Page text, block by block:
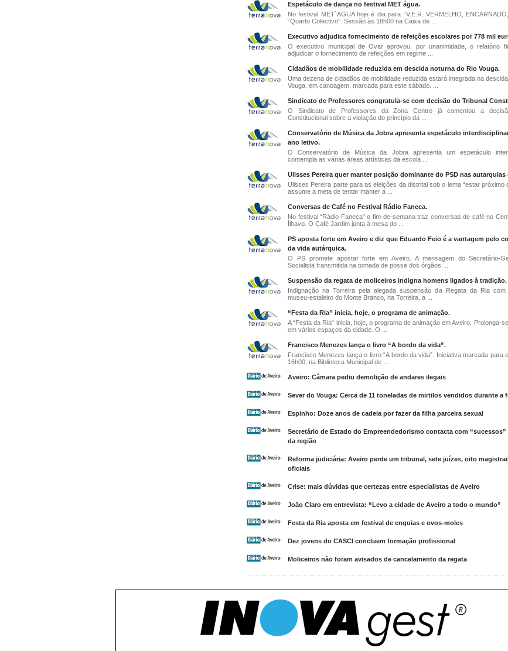
Espetáculo de dança no festival MET água.
No festival MET´AGUA hoje é dia para “V.E.R. VERMELHO,
“Quarto Colectivo”. Sessão às 18h00 na Caixa de ...
Executivo adjudica fornecimento de refeições escolares por 778 mil
O executivo municipal de Ovar aprovou, por unanimidade, o relatório
adjudicar o fornecimento de refeições em regime ...
Cidadãos de mobilidade reduzida em descida noturna do Rio Vouga.
Uma dezena de cidadãos de mobilidade reduzida estará integrada na
Vouga, em canoagem, marcada para este sábado. ...
Sindicato de Professores congratula-se com decisão do Tribunal
O Sindicato de Professores da Zona Centro já comentou a
Constitucional sobre a violação do princípio da ...
Conservatório de Música da Jobra apresenta espetáculo
ano letivo.
O Conservatório de Música da Jobra apresenta um espetáculo
contempla as várias áreas artísticas da escola ...
Ulisses Pereira quer manter posição dominante do PSD nas
Ulisses Pereira parte para as eleições da distrital sob o lema “estar próximo
assume a meta de tentar manter a ...
Conversas de Café no Festival Rádio Faneca.
No festival “Rádio Faneca” o fim-de-semana traz conversas de café no
Ílhavo. O Café Jardim junta à mesa do ...
PS aposta forte em Aveiro e diz que Eduardo Feio é a vantagem pelo
da vida autárquica.
O PS promete apostar forte em Aveiro. A mensagem do Secretário-
Socialista transmitida na tomada de posse dos órgãos ...
Suspensão da regata de moliceiros indigna homens ligados à tradição.
Indignação na Torreira pela alegada suspensão da Regata da Ria com
museu-estaleiro do Monte Branco, na Torreira, a ...
“Festa da Ria” inicia, hoje, o programa de animação.
A “Festa da Ria” inicia, hoje, o programa de animação em Aveiro. Prolonga-
em vários espaços da cidade. O ...
Francisco Menezes lança o livro “A bordo da vida”.
Francisco Menezes lança o livro “A bordo da vida”. Iniciativa marcada para
16h00, na Biblioteca Municipal de ...
Aveiro: Câmara pediu demolição de andares ilegais
Sever do Vouga: Cerca de 11 toneladas de mirtilos vendidos durante a
Espinho: Doze anos de cadeia por fazer da filha parceira sexual
Secretário de Estado do Empreendedorismo contacta com “sucessos”
da região
Reforma judiciária: Aveiro perde um tribunal, sete juízes, oito
oficiais
Crise: mais dúvidas que certezas entre especialistas de Aveiro
João Claro em entrevista: “Levo a cidade de Aveiro a todo o mundo”
Festa da Ria aposta em festival de enguias e ovos-moles
Dez jovens do CASCI concluem formação profissional
Moliceiros não foram avisados de cancelamento da regata